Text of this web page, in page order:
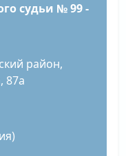
судьи № 99 -
район,
87а